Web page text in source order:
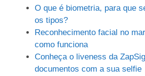
O que é biometria, para que
os tipos?
Reconhecimento facial no
como funciona
Conheça o liveness da
documentos com a sua selfie